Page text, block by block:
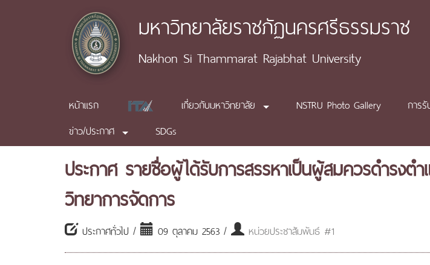
มหาวิทยาลัยราชภัฏนครศรีธรรมราช
Nakhon Si Thammarat Rajabhat University
หน้าแรก เกี่ยวกับมหาวิทยาลัย NSTRU Photo Gallery การ
ข่าว/ประกาศ
SDGs
ประกาศ รายชื่อผู้ได้รับการสรรหาเป็นผู้สมควรดำรง
วิทยาการจัดการ
ประกาศทั่วไป / 09 ตุลาคม 2563 / หน่วยประชาสัมพันธ์ #1